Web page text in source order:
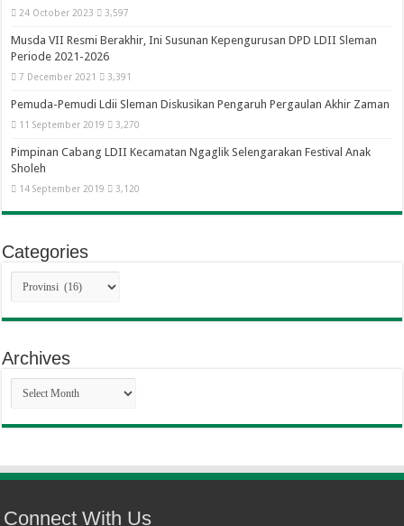
24 October 2023 3,597
Musda VII Resmi Berakhir, Ini Susunan Kepengurusan DPD LDII Sleman
Periode 2021-2026
7 December 2021 3,391
Pemuda-Pemudi Ldii Sleman Diskusikan Pengaruh Pergaulan Akhir Zaman
11 September 2019 3,270
Pimpinan Cabang LDII Kecamatan Ngaglik Selengarakan Festival Anak
Sholeh
14 September 2019 3,120
Categories
Categories
Archives
Archives
Connect With Us